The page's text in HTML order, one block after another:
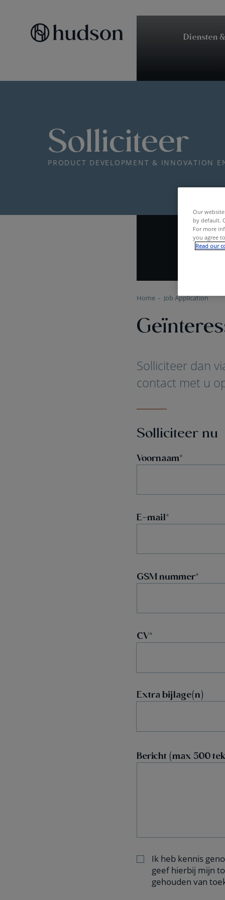
Diensten
Solliciteer
PRODUCT DEVELOPMENT & INNOVATION
Home Job Application
Solliciteer dan
contact met u
Solliciteer nu
Voornaam
E-mail
GSM nummer
CV
Extra bijlage(n)
Bericht (max 500
Ik heb kennis
geef hierbij mijn
gehouden van
Our
by default.
For more
you agree
Read our